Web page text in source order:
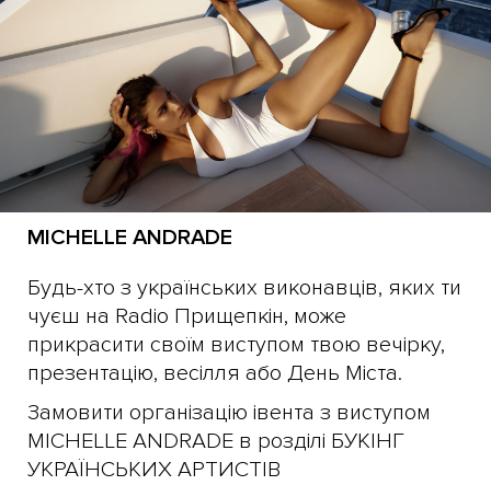
MICHELLE ANDRADE
Будь-хто з українських виконавців, яких ти
чуєш на Radio Прищепкін, може
прикрасити своїм виступом твою вечірку,
презентацію, весілля або День Міста.
Замовити організацію івента з виступом
MICHELLE ANDRADE в розділі БУКІНГ
УКРАЇНСЬКИХ АРТИСТІВ